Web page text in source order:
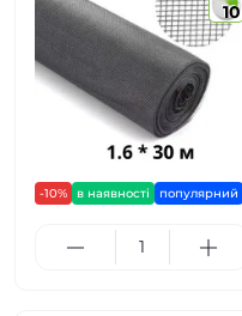
10
-10% в наявності популярний